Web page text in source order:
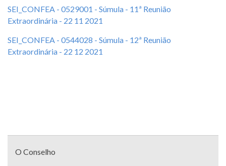
SEI_CONFEA - 0529001 - Súmula - 11ª Reunião
Extraordinária - 22 11 2021
SEI_CONFEA - 0544028 - Súmula - 12ª Reunião
Extraordinária - 22 12 2021
com
O Conselho